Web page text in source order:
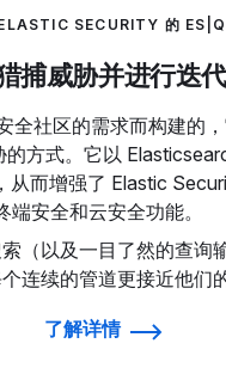
SECURITY 的
捕威胁并进行迭
全社区的需求而构建的
方式。它以
而增强了 Elastic
端安全和云安全功能。
（以及一目了然的查询
连续的管道更接近他们
了解详情